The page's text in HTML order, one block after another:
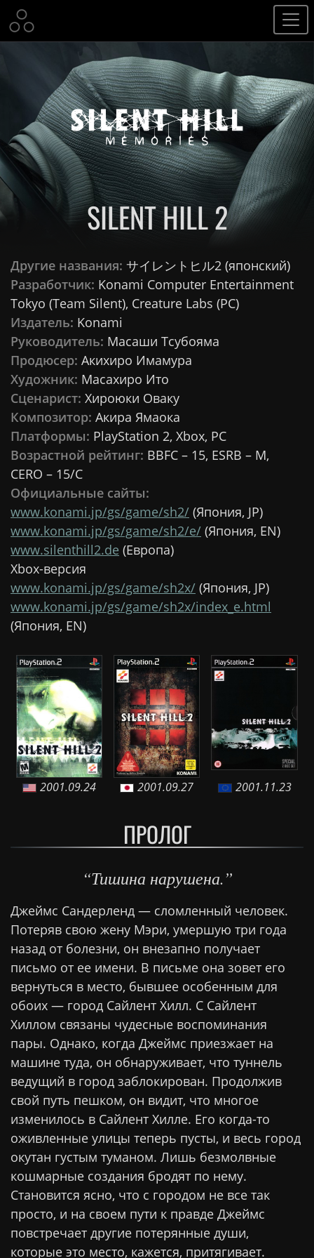
SILENT HILL 2
Другие названия: サイレントヒル2 (японский)
Разработчик: Konami Computer Entertainment
Tokyo (Team Silent), Creature Labs (PC)
Издатель: Konami
Руководитель: Масаши Тсубояма
Продюсер: Акихиро Имамура
Художник: Масахиро Ито
Сценарист: Хироюки Оваку
Композитор: Акира Ямаока
Платформы: PlayStation 2, Xbox, PC
Возрастной рейтинг: BBFC – 15, ESRB – M,
CERO – 15/C
Официальные сайты:
www.konami.jp/gs/game/sh2/ (Япония, JP)
www.konami.jp/gs/game/sh2/e/ (Япония, EN)
www.silenthill2.de (Европа)
Xbox-версия
www.konami.jp/gs/game/sh2x/ (Япония, JP)
www.konami.jp/gs/game/sh2x/index_e.html
(Япония, EN)
2001.09.24 2001.09.27 2001.11.23
ПРОЛОГ
“Тишина нарушена.”
Джеймс Сандерленд — сломленный человек.
Потеряв свою жену Мэри, умершую три года
назад от болезни, он внезапно получает
письмо от ее имени. В письме она зовет его
вернуться в место, бывшее особенным для
обоих — город Сайлент Хилл. С Сайлент
Хиллом связаны чудесные воспоминания
пары. Однако, когда Джеймс приезжает на
машине туда, он обнаруживает, что туннель
ведущий в город заблокирован. Продолжив
свой путь пешком, он видит, что многое
изменилось в Сайлент Хилле. Его когда-то
оживленные улицы теперь пусты, и весь город
окутан густым туманом. Лишь безмолвные
кошмарные создания бродят по нему.
Становится ясно, что с городом не все так
просто, и на своем пути к правде Джеймс
повстречает другие потерянные души,
которые это место, кажется, притягивает.